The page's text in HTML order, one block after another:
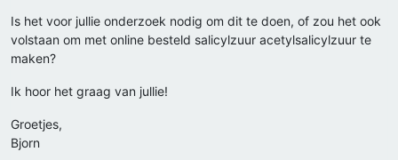
Is het voor jullie onderzoek nodig om dit te doen, of zou het ook
volstaan om met online besteld salicylzuur acetylsalicylzuur te
maken?
Ik hoor het graag van jullie!
Groetjes,
Bjorn